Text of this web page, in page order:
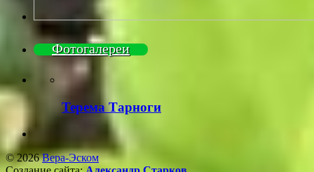
Фотогалереи
Терема Тарноги
© 2026Вера-Эском